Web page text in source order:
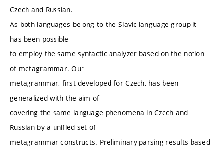
Czech and Russian.
As both languages belong to the Slavic language group it
has been possible
to employ the same syntactic analyzer based on the notion
of metagrammar. Our
metagrammar, first developed for Czech, has been
generalized with the aim of
covering the same language phenomena in Czech and
Russian by a unified set of
metagrammar constructs. Preliminary parsing results based